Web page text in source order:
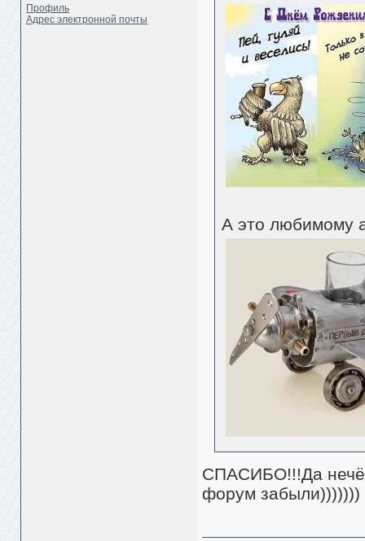
Профиль
Адрес электронной почты
А это любимому
СПАСИБО!!!Да
форум забыли)))))))